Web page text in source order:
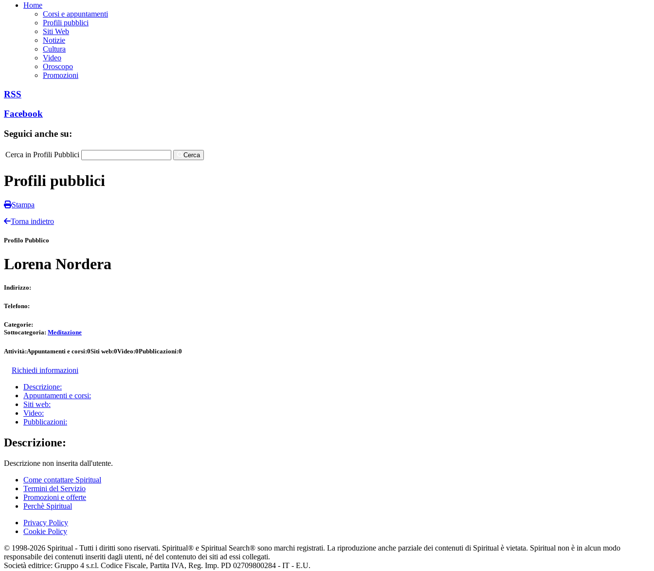
Home
Corsi e appuntamenti
Profili pubblici
Siti Web
Notizie
Cultura
Video
Oroscopo
Promozioni
RSS
Facebook
Seguici anche su:
Cerca in Profili Pubblici Cerca
Profili pubblici
Stampa
Torna indietro
Profilo Pubblico
Lorena Nordera
Indirizzo:
Telefono:
Categorie:
Sottocategoria: Meditazione
Attività:Appuntamenti e corsi:0Siti web:0Video:0Pubblicazioni:0
Richiedi informazioni
Descrizione:
Appuntamenti e corsi:
Siti web:
Video:
Pubblicazioni:
Descrizione:
Descrizione non inserita dall'utente.
Come contattare Spiritual
Termini del Servizio
Promozioni e offerte
Perchè Spiritual
Privacy Policy
Cookie Policy
© 1998-2026 Spiritual - Tutti i diritti sono riservati. Spiritual® e Spiritual Search® sono marchi registrati. La riproduzione anche parziale dei contenuti di Spiritual è vietata. Spiritual non è in alcun modo
responsabile dei contenuti inseriti dagli utenti, né del contenuto dei siti ad essi collegati.
Società editrice: Gruppo 4 s.r.l. Codice Fiscale, Partita IVA, Reg. Imp. PD 02709800284 - IT - E.U.